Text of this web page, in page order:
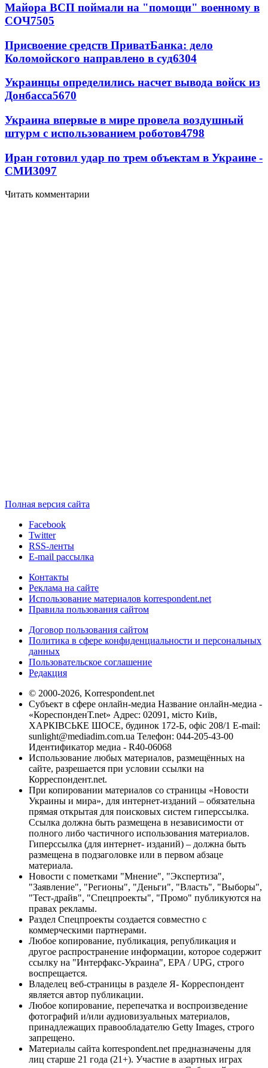
Майора ВСП поймали на "помощи" военному в
СОЧ7505
Присвоение средств ПриватБанка: дело
Коломойского направлено в суд6304
Украинцы определились насчет вывода войск из
Донбасса5670
Украина впервые в мире провела воздушный
штурм с использованием роботов4798
Иран готовил удар по трем объектам в Украине -
СМИ3097
Читать комментарии
Полная версия сайта
Facebook
Twitter
RSS-ленты
E-mail рассылка
Контакты
Реклама на сайте
Использование материалов korrespondent.net
Правила пользования сайтом
Договор пользования сайтом
Политика в сфере конфиденциальности и персональных
данных
Пользовательское соглашение
Редакция
© 2000-2026, Korrespondent.net
Субъект в сфере онлайн-медиа Название онлайн-медиа -
«КореспонденТ.net» Адрес: 02091, місто Київ,
ХАРКІВСЬКЕ ШОСЕ, будинок 172-Б, офіс 208/1 E-mail:
sunlight@mediadim.com.ua Телефон: 044-205-43-00
Идентификатор медиа - R40-06068
Использование любых материалов, размещённых на
сайте, разрешается при условии ссылки на
Корреспондент.net.
При копировании материалов со страницы «Новости
Украины и мира», для интернет-изданий – обязательна
прямая открытая для поисковых систем гиперссылка.
Ссылка должна быть размещена в независимости от
полного либо частичного использования материалов.
Гиперссылка (для интернет- изданий) – должна быть
размещена в подзаголовке или в первом абзаце
материала.
Новости с пометками "Мнение", "Экспертиза",
"Заявление", "Регионы", "Деньги", "Власть", "Выборы",
"Тест-драйв", "Спецпроекты", "Промо" публикуются на
правах рекламы.
Раздел Спецпроекты создается совместно с
коммерческими партнерами.
Любое копирование, публикация, републикация и
другое распространение информации, которое содержит
ссылку на "Интерфакс-Украина", EPA / UPG, строго
воспрещается.
Владелец веб-страницы в разделе Я- Корреспондент
является автор публикации.
Любое копирование, перепечатка и воспроизведение
фотографий и/или аудиовизуальных материалов,
принадлежащих правообладателю Getty Images, строго
запрещено.
Материалы сайта korrespondent.net предназначены для
лиц старше 21 года (21+). Участие в азартных играх